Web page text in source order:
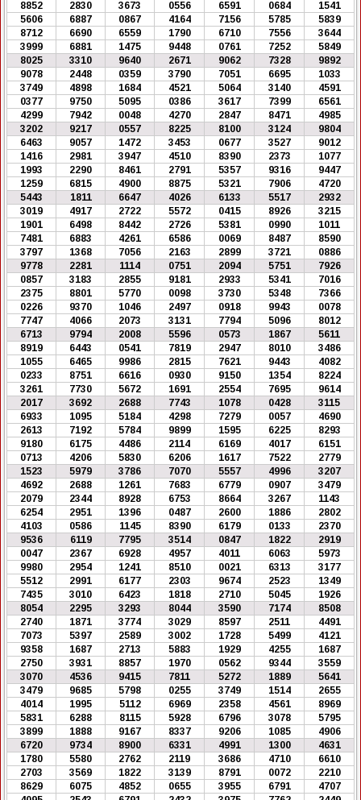
8852
2830 3673 0556 6591 0684
1541
5606
6887 0867 4164 7156 5785
5839
8712
6690 6559 1790 6710 7556
3644
3999
6881 1475 9448 0761 7252
5849
8025
3310 9640 2671 9062 7328
9892
9078
2448 0359 3790 7051 6695
1033
3749
4898 1684 4521 5064 3140
4591
0377
9750 5095 0386 3617 7399
6561
4299
7942 0048 4270 2847 8471
4985
3202
9217 0557 8225 8100 3124
9804
6463
9057 1472 3453 0677 3527
9012
1416
2981 3947 4510 8390 2373
1077
1993
2290 8461 2791 5357 9316
9447
1259
6815 4900 8875 5321 7906
4720
5443
1811 6647 4026 6133 5517
2932
3019
4917 2722 5572 0415 8926
3215
1901
6498 8442 2726 5381 0990
1011
7481
6883 4261 6586 0069 8487
8590
3797
1368 7056 2163 2899 3721
0886
9778
2281 1114 0751 2094 5751
7926
0857
3183 2855 9181 2933 5341
7016
2375
8801 5770 0098 3730 5348
7366
0226
9370 1046 2497 0918 9943
0078
7747
4066 2073 3131 7794 5096
8012
6713
9794 2008 5596 0573 1867
5611
8919
6443 0541 7819 2947 8010
3486
1055
6465 9986 2815 7621 9443
4082
0233
8751 6616 0930 9150 1354
8224
3261
7730 5672 1691 2554 7695
9614
2017
3692 2688 7743 1078 0428
3115
6933
1095 5184 4298 7279 0057
4690
2613
7192 5784 9899 1595 6225
8293
9180
6175 4486 2114 6169 4017
6151
0713
4206 5830 6206 1617 7522
2779
1523
5979 3786 7070 5557 4996
3207
4692
2688 1261 7683 6779 0907
3479
2079
2344 8928 6753 8664 3267
1143
6254
2951 1396 0487 2600 1886
2802
4103
0586 1145 8390 6179 0133
2370
9536
6119 7795 3514 0847 1822
2919
0047
2367 6928 4957 4011 6063
5973
9980
2954 1241 8510 0021 6313
3177
5512
2991 6177 2303 9674 2523
1349
7435
3010 6423 1818 2710 5045
1926
8054
2295 3293 8044 3590 7174
8508
2740
1871 3774 3029 8597 2511
4491
7073
5397 2589 3002 1728 5499
4121
9358
1687 2713 5883 1929 4255
1687
2750
3931 8857 1970 0562 9344
3559
3070
4536 9415 7811 5272 1889
5641
3479
9685 5798 0255 3749 1514
2655
4014
1995 5112 6969 2358 4561
8969
5831
6288 8115 5928 6796 3078
5795
3899
1888 9167 8337 9206 1085
4906
6720
9734 8900 6331 4991 1300
4631
1780
5580 2762 2119 3686 4710
6610
2703
3569 1822 3139 8791 0072
2210
8629
6075 4852 0655 3955 6791
4707